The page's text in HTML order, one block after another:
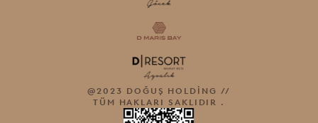
@2023 DOĞUŞ HOLDİNG //
TÜM HAKLARI SAKLIDIR .